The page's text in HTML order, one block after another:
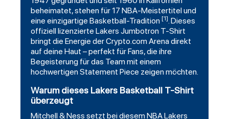
beheimatet, stehen für 17 NBA-Meistertitel und
eine einzigartige Basketball-Tradition [1]. Dieses
offiziell lizenzierte Lakers Jumbotron T-Shirt
bringt die Energie der Crypto.com Arena direkt
auf deine Haut – perfekt für Fans, die ihre
Begeisterung für das Team mit einem
hochwertigen Statement Piece zeigen möchten.
Warum dieses Lakers Basketball T-Shirt
überzeugt
Mitchell & Ness setzt bei diesem NBA Lakers